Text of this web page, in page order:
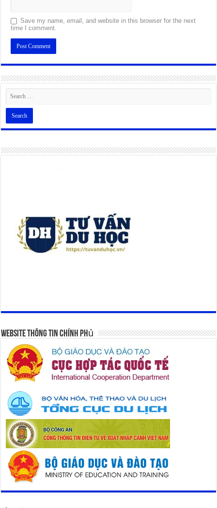
Save my name, email, and website in this browser for the next
time I comment.
Alternative:
Website Thông Tin Chính Phủ